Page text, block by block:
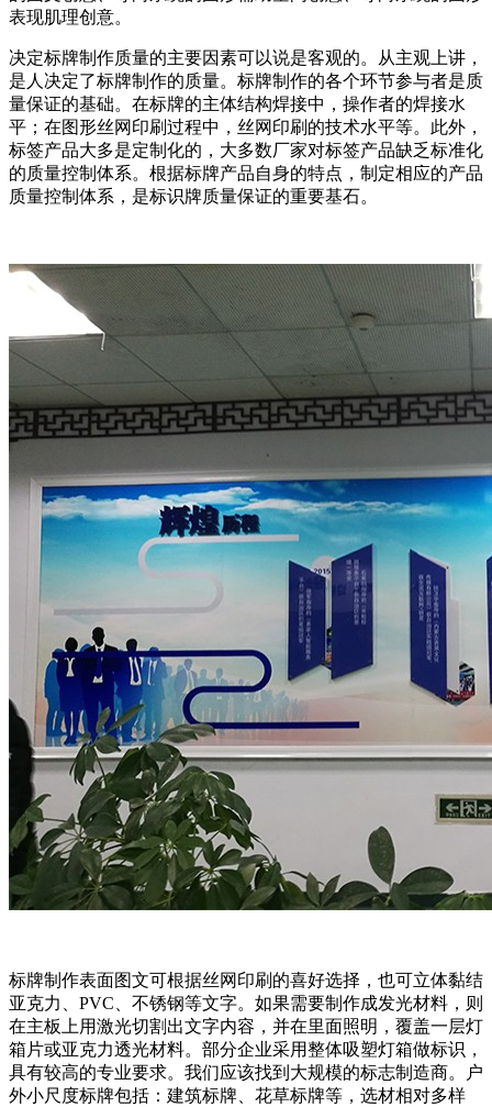
表现肌理创意。
决定标牌制作质量的主要因素可以说是客观的。从主观上讲，
是人决定了标牌制作的质量。标牌制作的各个环节参与者是质
量保证的基础。在标牌的主体结构焊接中，操作者的焊接水
平；在图形丝网印刷过程中，丝网印刷的技术水平等。此外，
标签产品大多是定制化的，大多数厂家对标签产品缺乏标准化
的质量控制体系。根据标牌产品自身的特点，制定相应的产品
质量控制体系，是标识牌质量保证的重要基石。
标牌制作表面图文可根据丝网印刷的喜好选择，也可立体黏结
亚克力、PVC、不锈钢等文字。如果需要制作成发光材料，则
在主板上用激光切割出文字内容，并在里面照明，覆盖一层灯
箱片或亚克力透光材料。部分企业采用整体吸塑灯箱做标识，
具有较高的专业要求。我们应该找到大规模的标志制造商。户
外小尺度标牌包括：建筑标牌、花草标牌等，选材相对多样